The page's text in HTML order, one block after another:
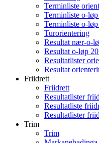
Terminliste
Terminliste o-
Terminliste o-
Turorientering
Resultat nær-o-
Resultat o-løp
Resultatlister
Resultat
Friidrett
Friidrett
Resultatlister
Resultatliste
Resultatlister
Trim
Trim